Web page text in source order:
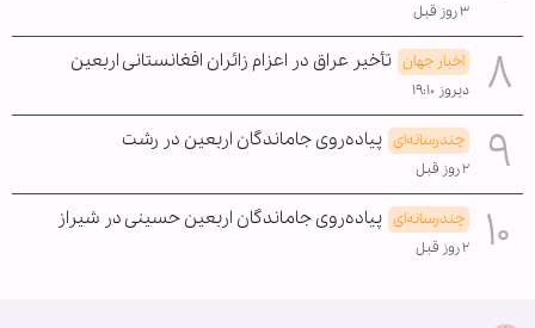
۳ روز قبل
اخبار جهان تأخیر عراق در اعزام زائران افغانستانی اربعین
دیروز ۱۹:۱۰
چندرسانه‌ای پیاده‌روی جاماندگان اربعین در رشت
۲ روز قبل
چندرسانه‌ای پیاده‌روی جاماندگان اربعین حسینی در شیراز
۲ روز قبل